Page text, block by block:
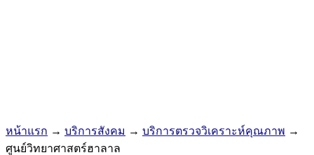
หน้าแรก → บริการสังคม → บริการตรวจวิเคราะห์คุณภาพ →
ศูนย์วิทยาศาสตร์ฮาลาล